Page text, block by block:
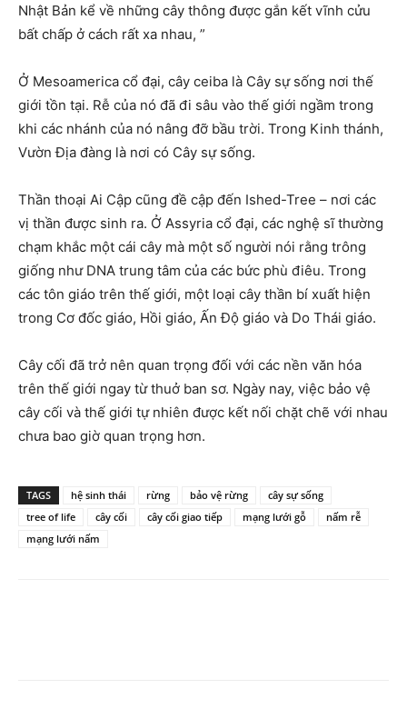
Nhật Bản kể về những cây thông được gắn kết vĩnh cửu
bất chấp ở cách rất xa nhau, ”
Ở Mesoamerica cổ đại, cây ceiba là Cây sự sống nơi thế
giới tồn tại. Rễ của nó đã đi sâu vào thế giới ngầm trong
khi các nhánh của nó nâng đỡ bầu trời. Trong Kinh thánh,
Vườn Địa đàng là nơi có Cây sự sống.
Thần thoại Ai Cập cũng đề cập đến Ished-Tree – nơi các
vị thần được sinh ra. Ở Assyria cổ đại, các nghệ sĩ thường
chạm khắc một cái cây mà một số người nói rằng trông
giống như DNA trung tâm của các bức phù điêu. Trong
các tôn giáo trên thế giới, một loại cây thần bí xuất hiện
trong Cơ đốc giáo, Hồi giáo, Ấn Độ giáo và Do Thái giáo.
Cây cối đã trở nên quan trọng đối với các nền văn hóa
trên thế giới ngay từ thuở ban sơ. Ngày nay, việc bảo vệ
cây cối và thế giới tự nhiên được kết nối chặt chẽ với nhau
chưa bao giờ quan trọng hơn.
TAGS hệ sinh thái rừng bảo vệ rừng
cây sự sống
tree of life
cây cối cây cối giao tiếp mạng lưới gỗ
nấm rễ
mạng lưới nấm